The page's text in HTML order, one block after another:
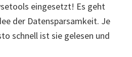
eingesetzt! Es geht
der Datensparsamkeit. Je
schnell ist sie gelesen und